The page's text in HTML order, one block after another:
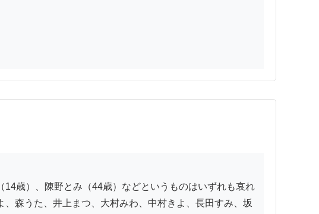
森うた、井上まつ、大村みわ、中村きよ、長田すみ、坂